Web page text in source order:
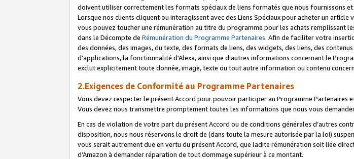
doivent utiliser correctement les formats spéciaux de liens formatés que nous fournissons
Lorsque nos clients cliquent ou interagissent avec des Liens Spéciaux pour acheter un
vous pouvez toucher une rémunération au titre du programme pour les achats remplissant
dans le Décompte de Rémunération du Programme Partenaires. Afin de faciliter votre
des données, des images, du texte, des formats de liens, des widgets, des liens, des
d’applications, la fonctionnalité d'Alexa, ainsi que d’autres informations concernant le
exclut explicitement toute donnée, image, texte ou tout autre information ou contenu
2.Exigences de Conformité au Programme Partenaires
Vous devez respecter le présent Accord pour pouvoir participer au Programme Partenaires
Vous devez nous transmettre promptement toutes les informations que nous vous
En cas de violation de votre part du présent Accord ou de conditions générales d’autres
disposition, nous nous réservons le droit de (dans toute la mesure autorisée par la loi)
vous serait autrement due en vertu du présent Accord, que ladite rémunération soit liée
d’Amazon à demander réparation de tout dommage supérieur à ce montant.